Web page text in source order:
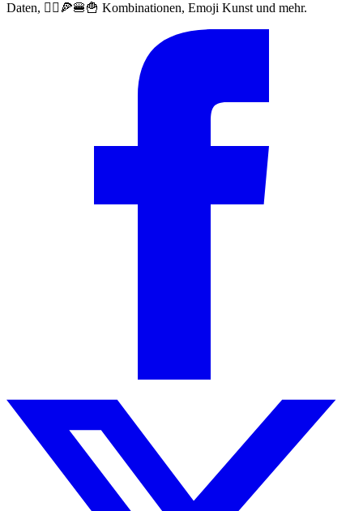
Daten, 🙅‍♀️🍕🍔🍟 Kombinationen, Emoji Kunst und mehr.